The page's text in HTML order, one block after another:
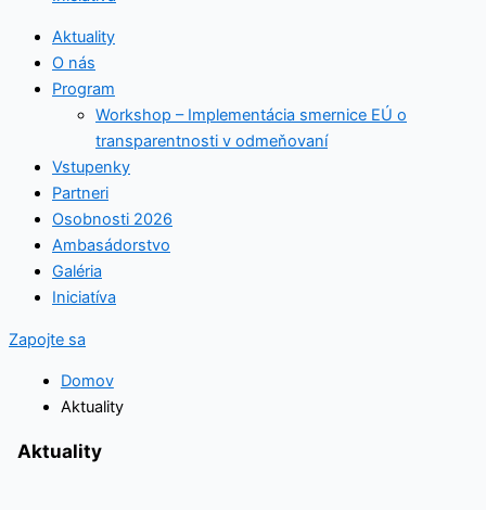
Aktuality
O nás
Program
Workshop – Implementácia smernice EÚ o
transparentnosti v odmeňovaní
Vstupenky
Partneri
Osobnosti 2026
Ambasádorstvo
Galéria
Iniciatíva
Zapojte sa
Domov
Aktuality
Aktuality